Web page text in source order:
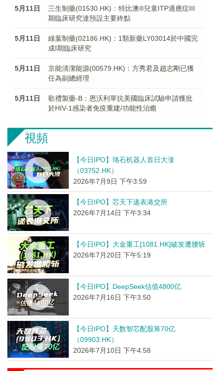
5月11日
三生制藥(01530.HK)：特比澳®兒童ITP適應症III
期臨床研究達預設主要終點
5月11日
綠葉制藥(02186.HK)：1類新藥LY03014於中國完
成I期臨床研究
5月11日
京能清潔能源(00579.HK)：方秀君及趙志剛已獲
任為副總經理
5月11日
歌禮製藥-B：恩沃利單抗美國臨床試驗申請獲批
於HIV-1感染者免疫重建/功能性治癒
視頻
【今日IPO】珞石机器人首日大涨
（03752.HK）
2026年7月9日 下午3:59
【今日IPO】芯天下递表港交所
2026年7月14日 下午3:34
【今日IPO】大金重工[1081.HK]破发遭腰斩
2026年7月20日 下午5:19
【今日IPO】DeepSeek估值4800亿
2026年7月16日 下午3:50
【今日IPO】天数智芯配股筹70亿
（09903.HK）
2026年7月10日 下午4:58